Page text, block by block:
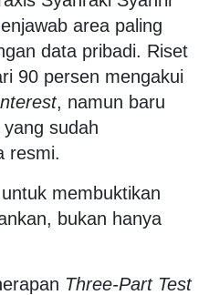
area paling
data pribadi. Riset
90 persen mengakui
, namun baru
sudah
resmi.
membuktikan
bukan hanya
Three-Part Test